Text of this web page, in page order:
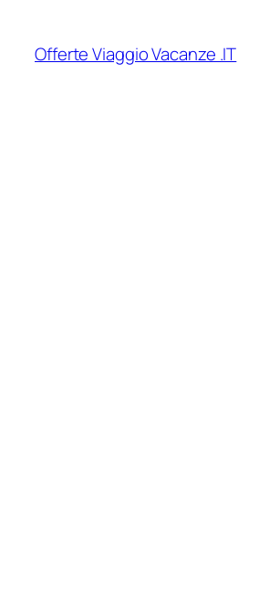
contenuto
Offerte Viaggio Vacanze .IT